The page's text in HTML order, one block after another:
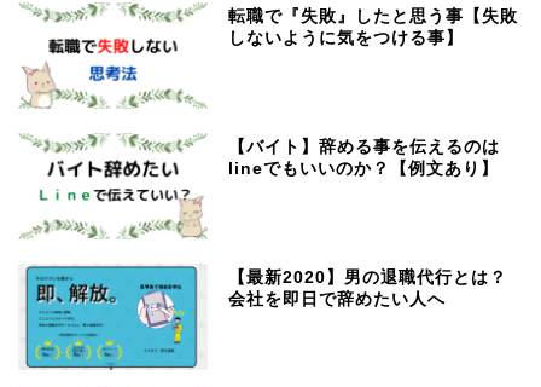
転職で『失敗』したと思う事【失敗
しないように気をつける事】
【バイト】辞める事を伝えるのは
lineでもいいのか？【例文あり】
【最新2020】男の退職代行とは？
会社を即日で辞めたい人へ